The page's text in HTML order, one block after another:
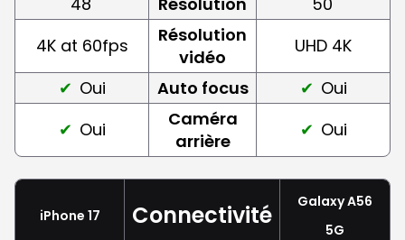
4K at 60fps
Résolution
vidéo
UHD 4K
Oui
Auto focus
Oui
Oui
Caméra
arrière
Oui
iPhone 17 Connectivité
Galaxy A56
5G